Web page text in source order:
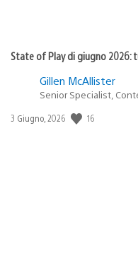
State of Play di giugno 2026:
Gillen McAllister
Senior Specialist,
Data
3 Giugno, 2026 16